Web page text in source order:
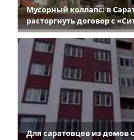
Мусорный коллапс: в
расторгнуть договор с
Для саратовцев из домов